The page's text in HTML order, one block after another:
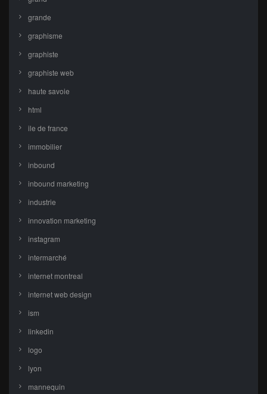
grande
graphisme
graphiste
graphiste web
haute savoie
html
ile de france
immobilier
inbound
inbound marketing
industrie
innovation marketing
instagram
intermarché
internet montreal
internet web design
ism
linkedin
logo
lyon
mannequin